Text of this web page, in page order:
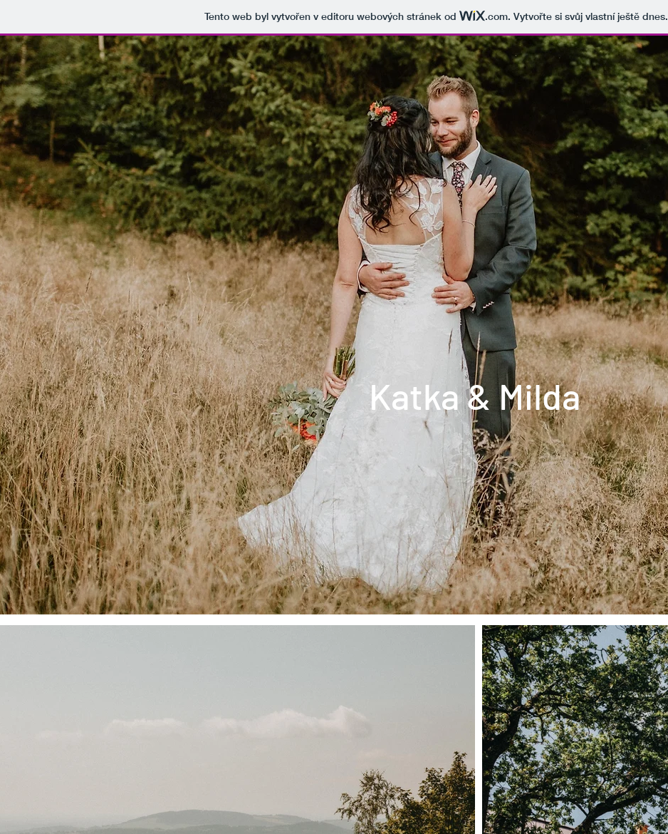
Tento web byl vytvořen v editoru webových stránek od .com. Vytvořte si svůj vlastní ještě dnes.
Katka & Milda